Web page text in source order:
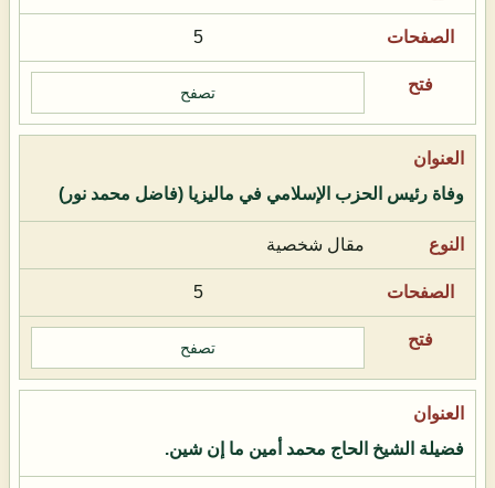
5
تصفح
وفاة رئيس الحزب الإسلامي في ماليزيا (فاضل محمد نور)
مقال شخصية
5
تصفح
فضيلة الشيخ الحاج محمد أمين ما إن شين.